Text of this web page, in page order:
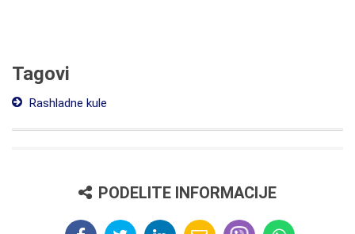
Tagovi
Rashladne kule
PODELITE INFORMACIJE